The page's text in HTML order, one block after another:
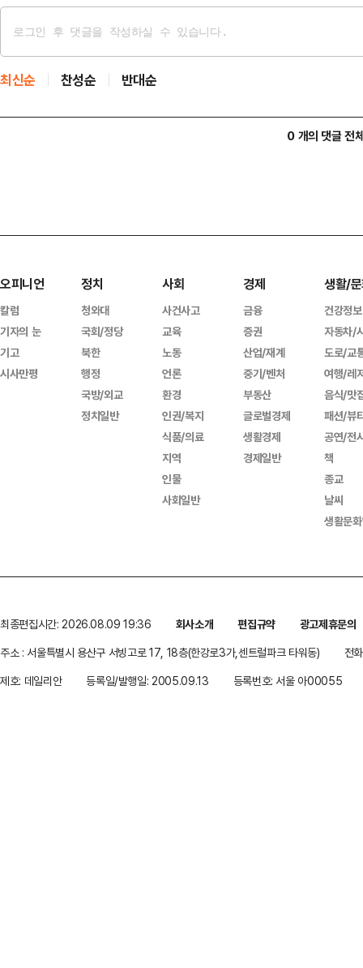
최신순 찬성순 반대순
0 개의 댓글 전
오피니언
칼럼
기자의 눈
기고
시사만평
정치
청와대
국회/정당
북한
행정
국방/외교
정치일반
사회
사건사고
교육
노동
언론
환경
인권/복지
식품/의료
지역
인물
사회일반
경제
금융
증권
산업/재계
중기/벤처
부동산
글로벌경제
생활경제
경제일반
생활/
건강정보
자동차/
도로/교
여행/레
음식/맛
패션/뷰
공연/전
책
종교
날씨
생활문
최종편집시간: 2026.08.09 19:36 회사소개 편집규약
광고제휴문의
주소 : 서울특별시 용산구 서빙고로 17, 18층(한강로3가,센트럴파크 타워동)
전
제호: 데일리안
등록일/발행일: 2005.09.13 등록번호: 서울 아00055